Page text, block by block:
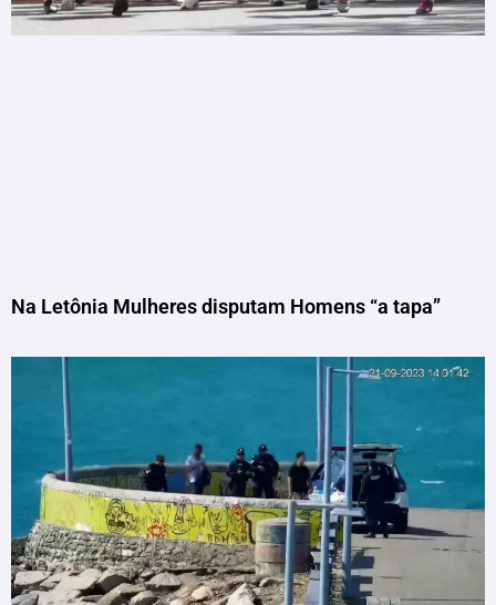
Na Letônia Mulheres disputam Homens “a tapa”